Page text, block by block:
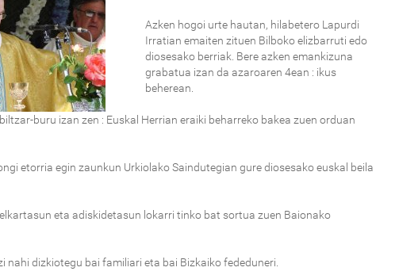
Azken hogoi urte hautan, hilabetero Lapurdi
Irratian emaiten zituen Bilboko elizbarruti edo
diosesako berriak. Bere azken emankizuna
grabatua izan da azaroaren 4ean : ikus
beherean.
buru izan zen : Euskal Herrian eraiki beharreko bakea zuen orduan
etorria egin zaunkun Urkiolako Saindutegian gure diosesako euskal beila
eta adiskidetasun lokarri tinko bat sortua zuen Baionako
nahi dizkiotegu bai familiari eta bai Bizkaiko fededuneri.